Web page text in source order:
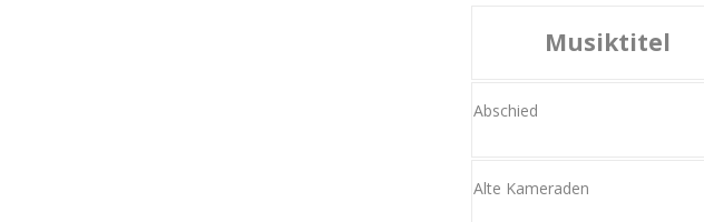
Musiktitel
Abschied
Alte Kameraden